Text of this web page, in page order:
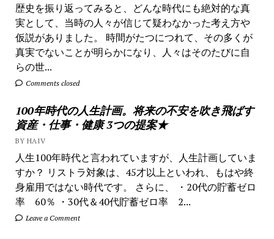
歴史を振り返ってみると、どんな時代にも絶対的な真
実として、当時の人々が信じて疑わなかった考え方や
仮説がありました。 時間がたつにつれて、その多くが
真実でないことが明らかになり、人々はそのたびに自
らの世...
Comments closed
100年時代の人生計画。将来の不安を吹き飛ばす
資産・仕事・健康 3つの提案★
BY HAIV
人生100年時代と言われていますが、人生計画していま
すか？ リストラ対象は、45才以上といわれ、もはや終
身雇用ではない時代です。 さらに、 ・20代の貯蓄ゼロ
率 60％ ・30代＆40代貯蓄ゼロ率 2...
Leave a Comment